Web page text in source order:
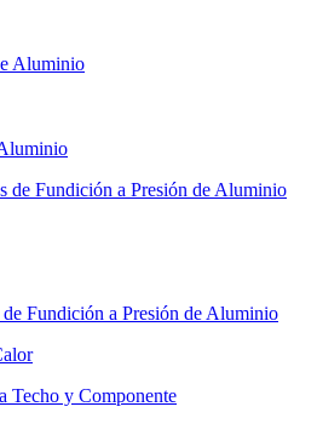
Aluminio
de Fundición a Presión de Aluminio
de Fundición a Presión de Aluminio
Techo y Componente